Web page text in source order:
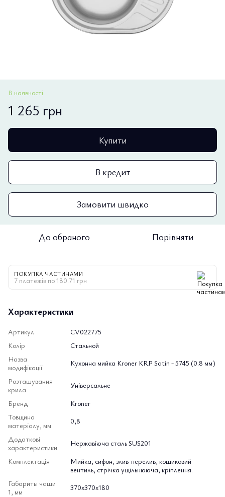
В наявності
1 265 грн
Купити
В кредит
Замовити швидко
До обраного Порівняти
ПОКУПКА ЧАСТИНАМИ
7 платежів по 180.71 грн
Характеристики
Артикул
CV022775
Колір
Стальной
Назва
модифікації
Кухонна мийка Kroner KRP Satin - 5745 (0.8 мм)
Розташування
крила
Універсальне
Бренд
Kroner
Товщина
матеріалу, мм
0,8
Додаткові
характеристики
Нержавіюча сталь SUS201
Комплектація
Мийка, сифон, злив-перелив, кошиковий
вентиль, стрічка ущільнююча, кріплення.
Габариты чаши
1, мм
370х370х180